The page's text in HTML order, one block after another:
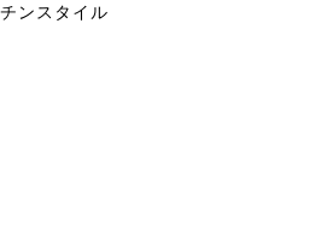
ンスタイル